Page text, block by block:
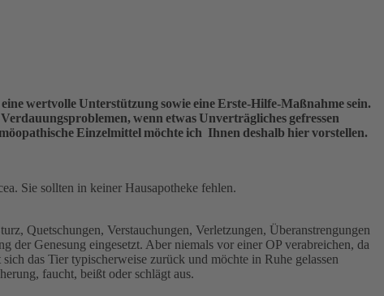
wertvolle Unterstützung sowie eine Erste-Hilfe-Maßnahme sein.
wenn etwas Unverträgliches gefressen
Einzelmittel möchte ich Ihnen deshalb hier vorstellen.
Sie sollten in keiner Hausapotheke fehlen.
Quetschungen, Verstauchungen, Verletzungen, Überanstrengungen
Genesung eingesetzt. Aber niemals vor einer OP verabreichen, da
das Tier typischerweise zurück und möchte in Ruhe gelassen
faucht, beißt oder schlägt aus.